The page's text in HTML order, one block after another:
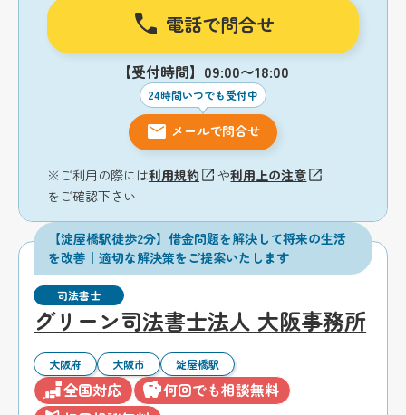
電話で問合せ
【受付時間】09:00〜18:00
24時間いつでも受付中
メールで問合せ
※ご利用の際には利用規約 や利用上の注意
をご確認下さい
【淀屋橋駅徒歩2分】借金問題を解決して将来の生活
を改善｜適切な解決策をご提案いたします
司法書士
グリーン司法書士法人 大阪事務所
大阪府 大阪市 淀屋橋駅
全国対応
何回でも相談無料